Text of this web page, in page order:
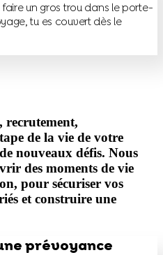
faire un gros trou dans le porte-
tu es couvert dès le
recrutement,
de la vie de votre
nouveaux défis. Nous
des moments de vie
pour sécuriser vos
et construire une
prévoyance